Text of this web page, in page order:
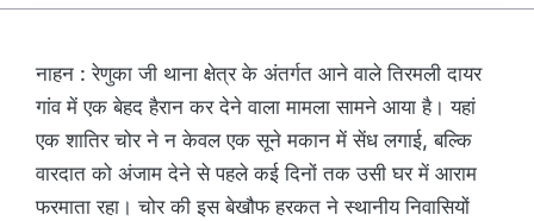
नाहन : रेणुका जी थाना क्षेत्र के अंतर्गत आने वाले तिरमली दायर
गांव में एक बेहद हैरान कर देने वाला मामला सामने आया है। यहां
एक शातिर चोर ने न केवल एक सूने मकान में सेंध लगाई, बल्कि
वारदात को अंजाम देने से पहले कई दिनों तक उसी घर में आराम
फरमाता रहा। चोर की इस बेखौफ हरकत ने स्थानीय निवासियों